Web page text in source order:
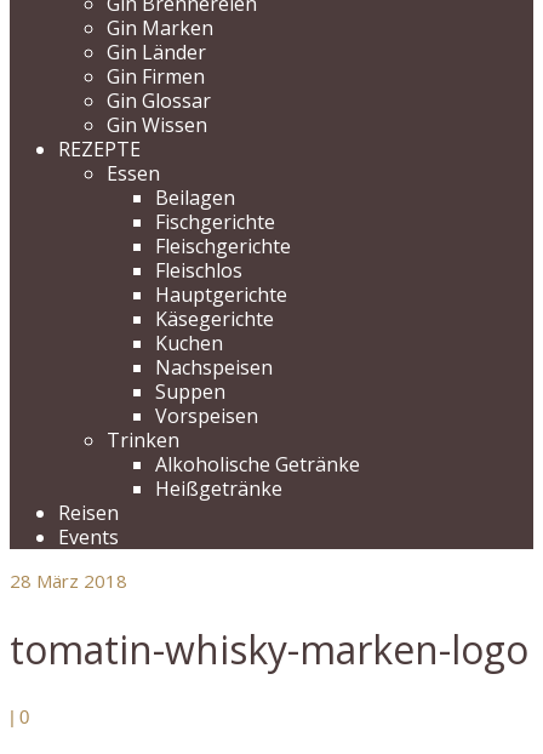
Gin Marken
Gin Länder
Gin Firmen
Gin Glossar
Gin Wissen
REZEPTE
Essen
Beilagen
Fischgerichte
Fleischgerichte
Fleischlos
Hauptgerichte
Käsegerichte
Kuchen
Nachspeisen
Suppen
Vorspeisen
Trinken
Alkoholische Getränke
Heißgetränke
Reisen
Events
28 März 2018
tomatin-whisky-marken-logo
| 0